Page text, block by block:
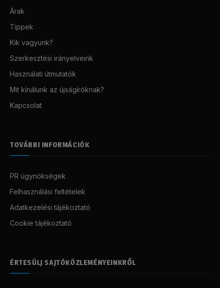
Árak
Tippek
Kik vagyunk?
Szerkesztési irányelveink
Használati útmutatók
Mit kínálunk az újságíróknak?
Kapcsolat
TOVÁBBI INFORMÁCIÓK
PR ügynökségek
Felhasználási feltételek
Adatkezelési tájékoztató
Cookie tájékoztató
ÉRTESÜLJ SAJTÓKÖZLEMÉNYEINKRŐL